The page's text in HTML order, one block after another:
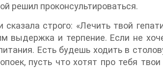
решил проконсультироваться.
строго: «Лечить твой
выдержка и терпение. Если не
Есть будешь ходить в
пусть что хотят про тебя